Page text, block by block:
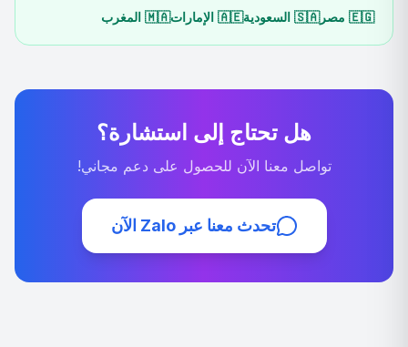
🇪🇬 مصر🇸🇦 السعودية🇦🇪 الإمارات🇲🇦 المغرب
هل تحتاج إلى استشارة؟
تواصل معنا الآن للحصول على دعم مجاني!
تحدث معنا عبر Zalo الآن